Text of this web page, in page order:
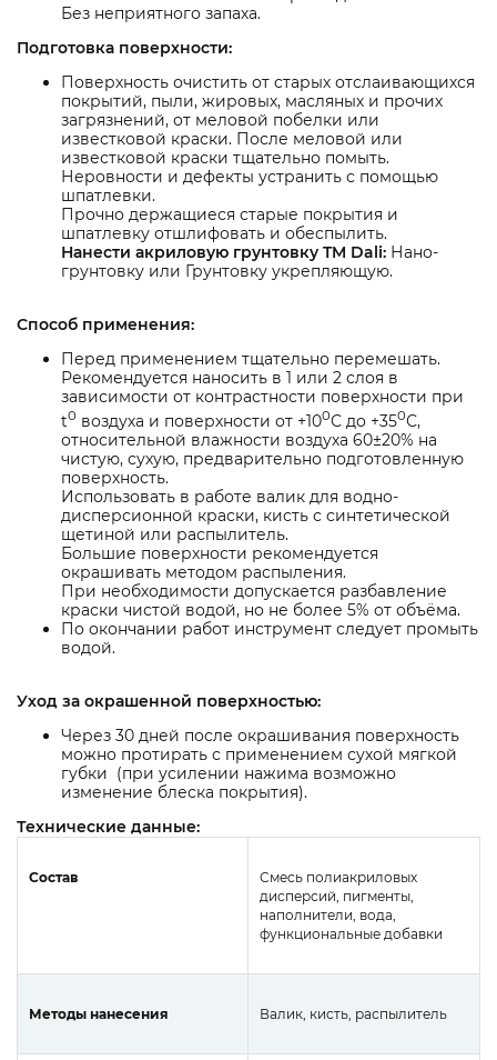
Без неприятного запаха.
Подготовка поверхности:
Поверхность очистить от старых отслаивающихся
покрытий, пыли, жировых, масляных и прочих
загрязнений, от меловой побелки или
известковой краски. После меловой или
известковой краски тщательно помыть.
Неровности и дефекты устранить с помощью
шпатлевки.
Прочно держащиеся старые покрытия и
шпатлевку отшлифовать и обеспылить.
Нанести акриловую грунтовку TM Dali: Нано-
грунтовку или Грунтовку укрепляющую.
Способ применения:
Перед применением тщательно перемешать.
Рекомендуется наносить в 1 или 2 слоя в
зависимости от контрастности поверхности при
t0 воздуха и поверхности от +100С до +350С,
относительной влажности воздуха 60±20% на
чистую, сухую, предварительно подготовленную
поверхность.
Использовать в работе валик для водно-
дисперсионной краски, кисть с синтетической
щетиной или распылитель.
Большие поверхности рекомендуется
окрашивать методом распыления.
При необходимости допускается разбавление
краски чистой водой, но не более 5% от объёма.
По окончании работ инструмент следует промыть
водой.
Уход за окрашенной поверхностью:
Через 30 дней после окрашивания поверхность
можно протирать с применением сухой мягкой
губки (при усилении нажима возможно
изменение блеска покрытия).
Технические данные:
Состав
Смесь полиакриловых
дисперсий, пигменты,
наполнители, вода,
функциональные добавки
Методы нанесения Валик, кисть, распылитель